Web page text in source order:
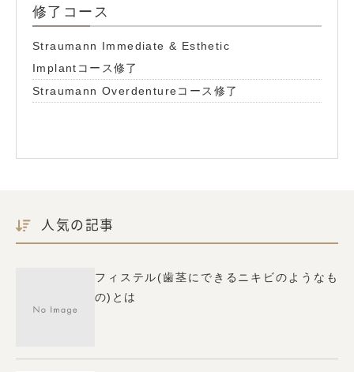
修了コース
Straumann Immediate & Esthetic
Implantコース修了
Straumann Overdentureコース修了
人気の記事
フィステル(歯茎にできるニキビのようなも
の)とは